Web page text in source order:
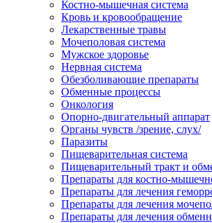
Костно-мышечная система
Кровь и кровообращение
Лекарственные травы
Мочеполовая система
Мужское здоровье
Нервная система
Обезболивающие препараты
Обменные процессы
Онкология
Опорно-двигательный аппарат
Органы чувств /зрение, слух/
Паразиты
Пищеварительная система
Пищеварительный тракт и
Препараты для костно-
Препараты для лечения
Препараты для лечения
Препараты для лечения